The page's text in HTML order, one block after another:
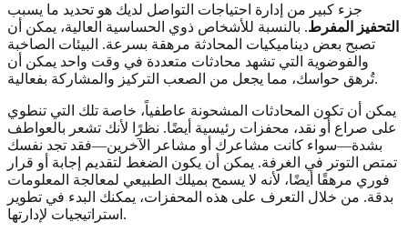
جزء كبير من إدارة احتياجات التواصل لديك هو تحديد ما يسبب
التحفيز المفرط. بالنسبة للأشخاص ذوي الحساسية العالية، يمكن أن
تصبح بعض ديناميكيات المحادثة مرهقة بسرعة. البيئات الصاخبة
والفوضوية التي تشهد محادثات متعددة في وقت واحد يمكن أن
تُرهق حواسك، مما يجعل من الصعب التركيز والمشاركة بفعالية.
يمكن أن تكون المحادثات المشحونة عاطفياً، خاصة تلك التي تنطوي
على صراع أو نقد، محفزات رئيسية أيضًا. نظرًا لأنك تشعر بالعواطف
بشدة—سواء كانت مشاعرك أو مشاعر الآخرين—فقد تجد نفسك
تمتص التوتر في الغرفة. يمكن أن يكون الضغط لتقديم إجابة أو قرار
فوري مرهقًا أيضًا، لأنه لا يسمح بميلك الطبيعي لمعالجة المعلومات
بدقة. من خلال التعرف على هذه المحفزات، يمكنك البدء في تطوير
استراتيجيات لإدارتها.